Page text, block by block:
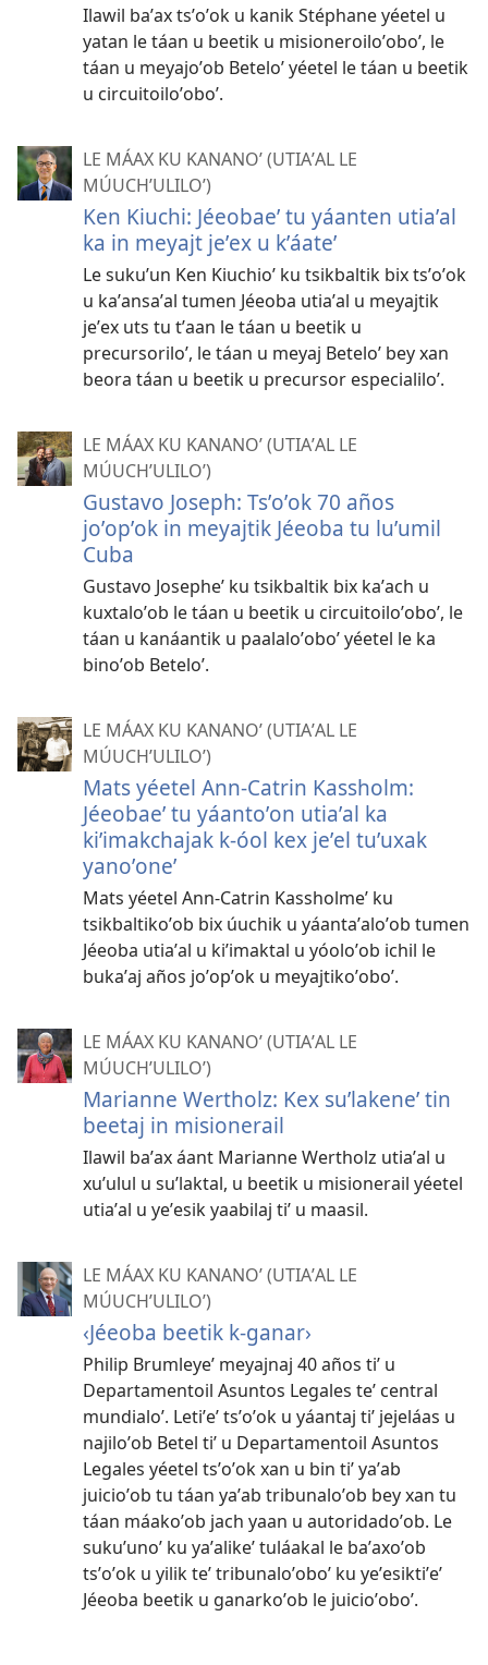
Ilawil baʼax tsʼoʼok u kanik Stéphane yéetel u
yatan le táan u beetik u misioneroiloʼoboʼ, le
táan u meyajoʼob Beteloʼ yéetel le táan u beetik
u circuitoiloʼoboʼ.
LE MÁAX KU KANANOʼ (UTIAʼAL LE
MÚUCHʼULILOʼ)
Ken Kiuchi: Jéeobaeʼ tu yáanten utiaʼal
ka in meyajt jeʼex u kʼáateʼ
Le sukuʼun Ken Kiuchioʼ ku tsikbaltik bix tsʼoʼok
u kaʼansaʼal tumen Jéeoba utiaʼal u meyajtik
jeʼex uts tu tʼaan le táan u beetik u
precursoriloʼ, le táan u meyaj Beteloʼ bey xan
beora táan u beetik u precursor especialiloʼ.
LE MÁAX KU KANANOʼ (UTIAʼAL LE
MÚUCHʼULILOʼ)
Gustavo Joseph: Tsʼoʼok 70 años
joʼopʼok in meyajtik Jéeoba tu luʼumil
Cuba
Gustavo Josepheʼ ku tsikbaltik bix kaʼach u
kuxtaloʼob le táan u beetik u circuitoiloʼoboʼ, le
táan u kanáantik u paalaloʼoboʼ yéetel le ka
binoʼob Beteloʼ.
LE MÁAX KU KANANOʼ (UTIAʼAL LE
MÚUCHʼULILOʼ)
Mats yéetel Ann-Catrin Kassholm:
Jéeobaeʼ tu yáantoʼon utiaʼal ka
kiʼimakchajak k-óol kex jeʼel tuʼuxak
yanoʼoneʼ
Mats yéetel Ann-Catrin Kassholmeʼ ku
tsikbaltikoʼob bix úuchik u yáantaʼaloʼob tumen
Jéeoba utiaʼal u kiʼimaktal u yóoloʼob ichil le
bukaʼaj años joʼopʼok u meyajtikoʼoboʼ.
LE MÁAX KU KANANOʼ (UTIAʼAL LE
MÚUCHʼULILOʼ)
Marianne Wertholz: Kex suʼlakeneʼ tin
beetaj in misionerail
Ilawil baʼax áant Marianne Wertholz utiaʼal u
xuʼulul u suʼlaktal, u beetik u misionerail yéetel
utiaʼal u yeʼesik yaabilaj tiʼ u maasil.
LE MÁAX KU KANANOʼ (UTIAʼAL LE
MÚUCHʼULILOʼ)
‹Jéeoba beetik k-ganar›
Philip Brumleyeʼ meyajnaj 40 años tiʼ u
Departamentoil Asuntos Legales teʼ central
mundialoʼ. Letiʼeʼ tsʼoʼok u yáantaj tiʼ jejeláas u
najiloʼob Betel tiʼ u Departamentoil Asuntos
Legales yéetel tsʼoʼok xan u bin tiʼ yaʼab
juicioʼob tu táan yaʼab tribunaloʼob bey xan tu
táan máakoʼob jach yaan u autoridadoʼob. Le
sukuʼunoʼ ku yaʼalikeʼ tuláakal le baʼaxoʼob
tsʼoʼok u yilik teʼ tribunaloʼoboʼ ku yeʼesiktiʼeʼ
Jéeoba beetik u ganarkoʼob le juicioʼoboʼ.